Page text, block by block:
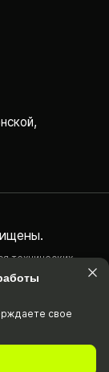
технических
носит
публичной
свое